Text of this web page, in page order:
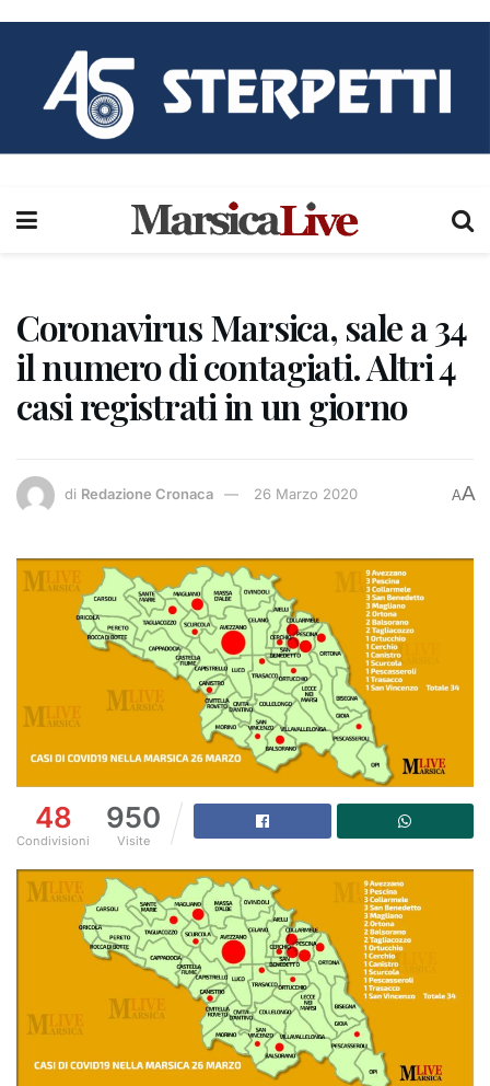
Coronavirus Marsica, sale a 34
il numero di contagiati. Altri 4
casi registrati in un giorno
di Redazione Cronaca 26 Marzo 2020 AA
48
Condivisioni
950
Visite